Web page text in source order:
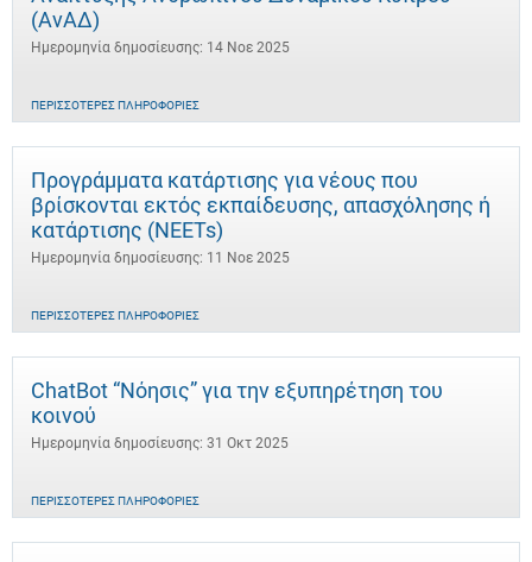
(ΑνΑΔ)
Ημερομηνία δημοσίευσης: 14 Νοε 2025
ΠΕΡΙΣΣΌΤΕΡΕΣ ΠΛΗΡΟΦΟΡΊΕΣ
Προγράμματα κατάρτισης για νέους που
βρίσκονται εκτός εκπαίδευσης, απασχόλησης ή
κατάρτισης (NEETs)
Ημερομηνία δημοσίευσης: 11 Νοε 2025
ΠΕΡΙΣΣΌΤΕΡΕΣ ΠΛΗΡΟΦΟΡΊΕΣ
ChatBot “Νόησις” για την εξυπηρέτηση του
κοινού
Ημερομηνία δημοσίευσης: 31 Οκτ 2025
ΠΕΡΙΣΣΌΤΕΡΕΣ ΠΛΗΡΟΦΟΡΊΕΣ